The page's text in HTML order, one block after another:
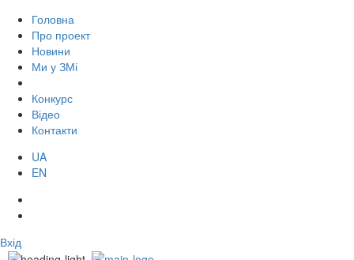
Головна
Про проект
Новини
Ми у ЗМі
Конкурс
Відео
Контакти
UA
EN
Вхід